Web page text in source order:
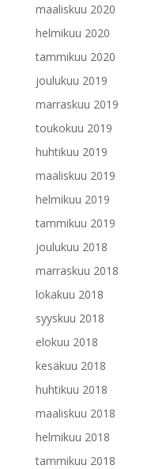
maaliskuu 2020
helmikuu 2020
tammikuu 2020
joulukuu 2019
marraskuu 2019
toukokuu 2019
huhtikuu 2019
maaliskuu 2019
helmikuu 2019
tammikuu 2019
joulukuu 2018
marraskuu 2018
lokakuu 2018
syyskuu 2018
elokuu 2018
kesäkuu 2018
huhtikuu 2018
maaliskuu 2018
helmikuu 2018
tammikuu 2018